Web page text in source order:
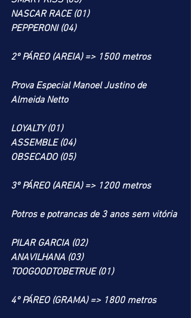
NASCAR RACE (01)
PEPPERONI (04)
2º PÁREO (AREIA) => 1500 metros
Prova Especial Manoel Justino de
Almeida Netto
LOYALTY (01)
ASSEMBLE (04)
OBSECADO (05)
3º PÁREO (AREIA) => 1200 metros
Potros e potrancas de 3 anos sem vitória
PILAR GARCIA (02)
ANAVILHANA (03)
TOOGOODTOBETRUE (01)
4º PÁREO (GRAMA) => 1800 metros